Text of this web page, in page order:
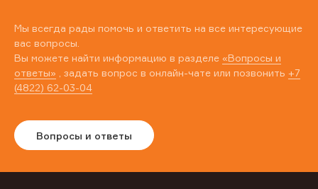
Мы всегда рады помочь и ответить на все интересующие
вас вопросы.
Вы можете найти информацию в разделе «Вопросы и
ответы» , задать вопрос в онлайн-чате или позвонить +7
(4822) 62-03-04
Вопросы и ответы